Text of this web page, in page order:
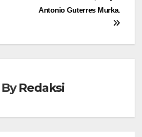
Antonio Guterres Murka.
ByRedaksi